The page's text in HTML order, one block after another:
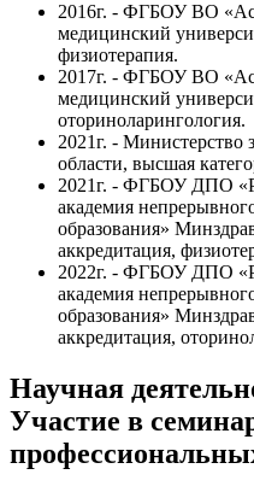
2016г. - ФГБОУ ВО
медицинский
физиотерапия.
2017г. - ФГБОУ ВО
медицинский
оториноларингология.
2021г. - Министерство
области, высшая
2021г. - ФГБОУ ДПО
академия
образования»
аккредитация,
2022г. - ФГБОУ ДПО
академия
образования»
аккредитация,
Научная
Участие в